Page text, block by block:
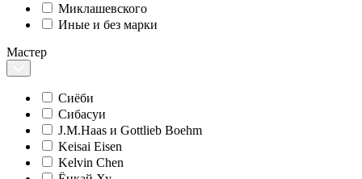
Миклашевского
Иные и без марки
Мастер
Сиёби
Сибасуи
J.M.Haas и Gottlieb Boehm
Keisai Eisen
Kelvin Chen